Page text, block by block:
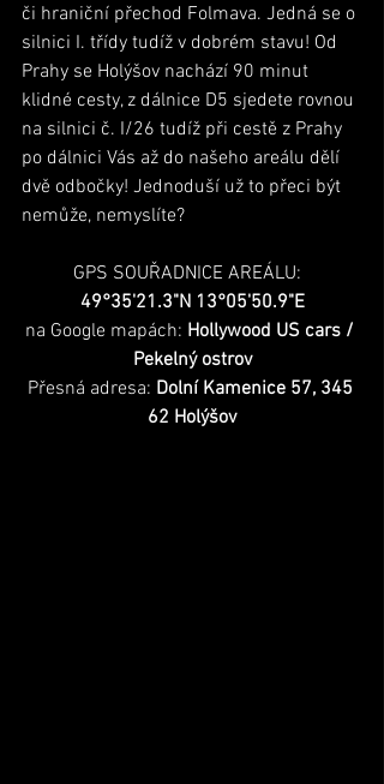
či hraniční přechod Folmava. Jedná se o
silnici I. třídy tudíž v dobrém stavu! Od
Prahy se Holýšov nachází 90 minut
klidné cesty, z dálnice D5 sjedete rovnou
na silnici č. I/26 tudíž při cestě z Prahy
po dálnici Vás až do našeho areálu dělí
dvě odbočky! Jednoduší už to přeci být
nemůže, nemyslíte?
GPS SOUŘADNICE AREÁLU:
49°35'21.3"N 13°05'50.9"E
na Google mapách: Hollywood US cars /
Pekelný ostrov
Přesná adresa: Dolní Kamenice 57, 345
62 Holýšov